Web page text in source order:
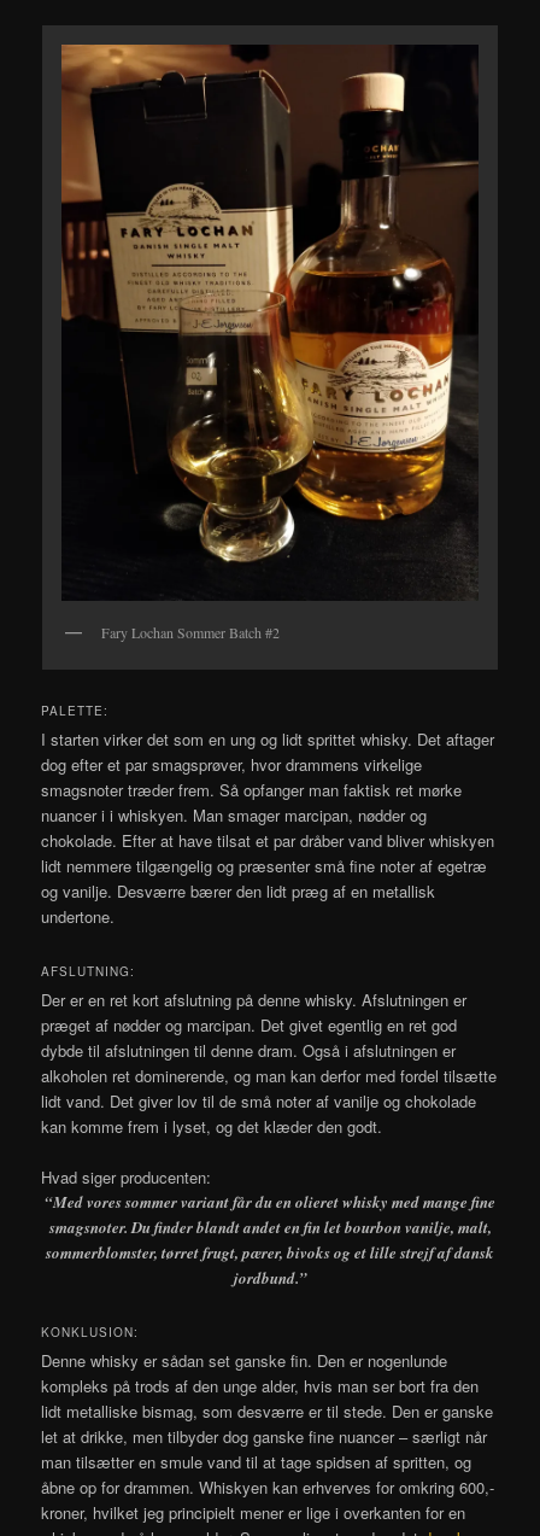
Fary Lochan Sommer Batch #2
PALETTE:
I starten virker det som en ung og lidt sprittet whisky. Det aftager
dog efter et par smagsprøver, hvor drammens virkelige
smagsnoter træder frem. Så opfanger man faktisk ret mørke
nuancer i i whiskyen. Man smager marcipan, nødder og
chokolade. Efter at have tilsat et par dråber vand bliver whiskyen
lidt nemmere tilgængelig og præsenter små fine noter af egetræ
og vanilje. Desværre bærer den lidt præg af en metallisk
undertone.
AFSLUTNING:
Der er en ret kort afslutning på denne whisky. Afslutningen er
præget af nødder og marcipan. Det givet egentlig en ret god
dybde til afslutningen til denne dram. Også i afslutningen er
alkoholen ret dominerende, og man kan derfor med fordel tilsætte
lidt vand. Det giver lov til de små noter af vanilje og chokolade
kan komme frem i lyset, og det klæder den godt.
Hvad siger producenten:
“Med vores sommer variant får du en olieret whisky med mange fine
smagsnoter. Du finder blandt andet en fin let bourbon vanilje, malt,
sommerblomster, tørret frugt, pærer, bivoks og et lille strejf af dansk
jordbund.”
KONKLUSION:
Denne whisky er sådan set ganske fin. Den er nogenlunde
kompleks på trods af den unge alder, hvis man ser bort fra den
lidt metalliske bismag, som desværre er til stede. Den er ganske
let at drikke, men tilbyder dog ganske fine nuancer – særligt når
man tilsætter en smule vand til at tage spidsen af spritten, og
åbne op for drammen. Whiskyen kan erhverves for omkring 600,-
kroner, hvilket jeg principielt mener er lige i overkanten for en